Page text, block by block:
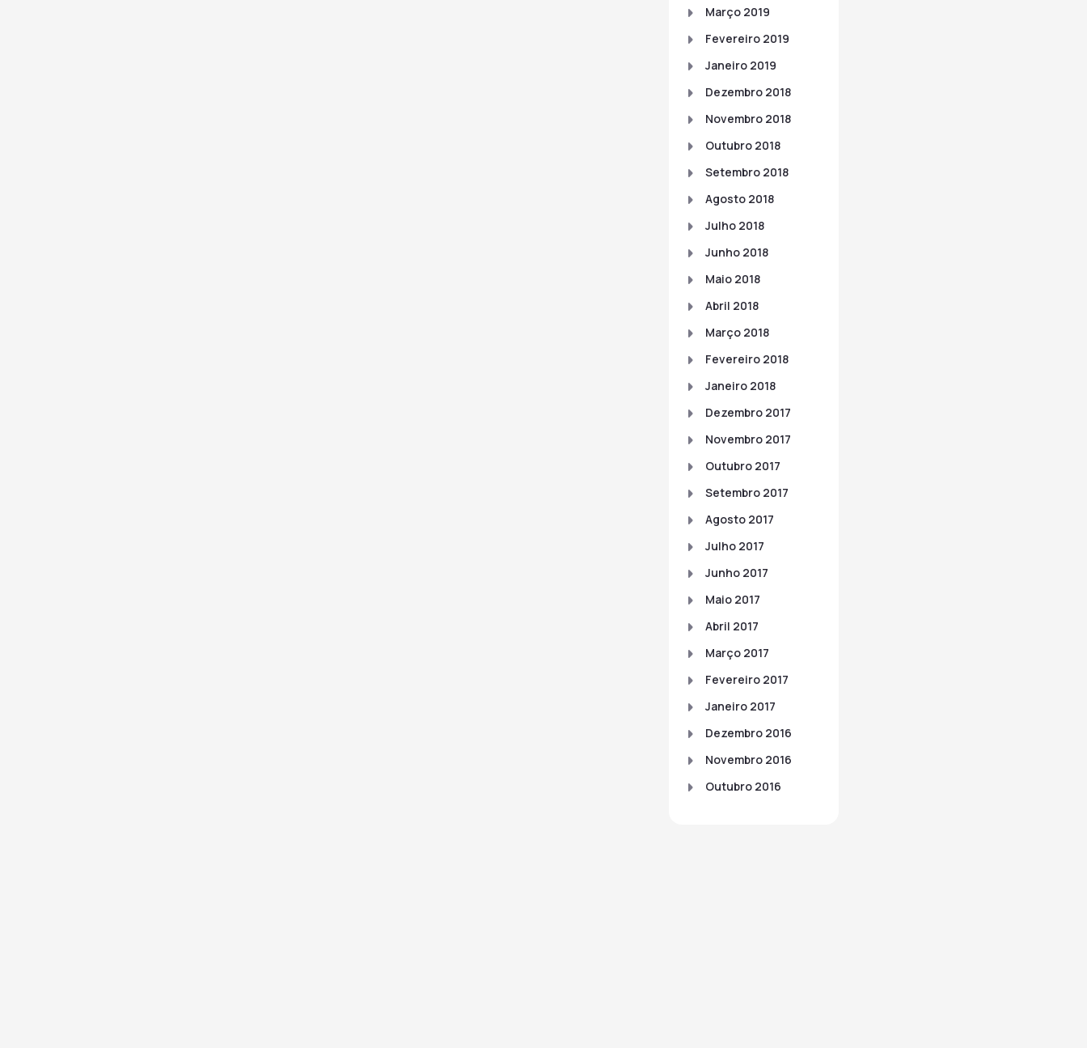
Março 2019
Fevereiro 2019
Janeiro 2019
Dezembro 2018
Novembro 2018
Outubro 2018
Setembro 2018
Agosto 2018
Julho 2018
Junho 2018
Maio 2018
Abril 2018
Março 2018
Fevereiro 2018
Janeiro 2018
Dezembro 2017
Novembro 2017
Outubro 2017
Setembro 2017
Agosto 2017
Julho 2017
Junho 2017
Maio 2017
Abril 2017
Março 2017
Fevereiro 2017
Janeiro 2017
Dezembro 2016
Novembro 2016
Outubro 2016